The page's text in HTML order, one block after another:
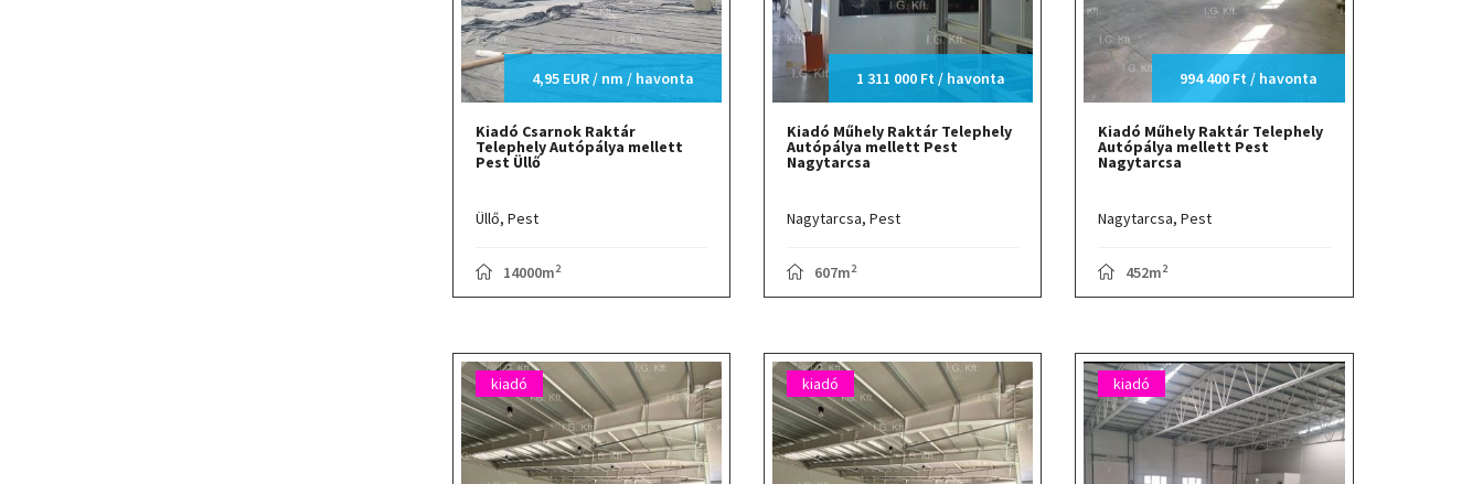
4,95 EUR / nm / havonta
Kiadó Csarnok Raktár
Telephely Autópálya mellett
Pest Üllő
Üllő, Pest
14000m2
1 311 000 Ft / havonta
Kiadó Műhely Raktár Telephely
Autópálya mellett Pest
Nagytarcsa
Nagytarcsa, Pest
607m2
994 400 Ft / havonta
Kiadó Műhely Raktár Telephely
Autópálya mellett Pest
Nagytarcsa
Nagytarcsa, Pest
452m2
kiadó kiadó kiadó